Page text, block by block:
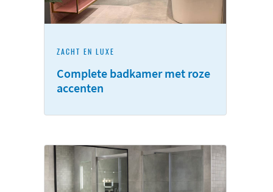
ZACHT EN LUXE
Complete badkamer met roze
accenten